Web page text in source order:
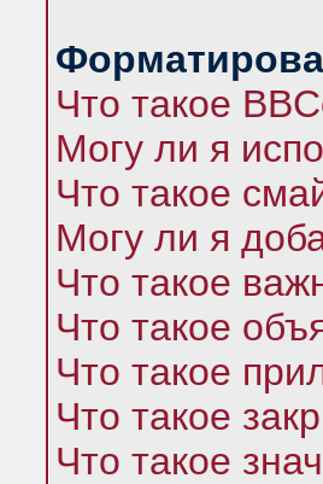
Что такое
Могу ли я
Что такое
Могу ли я
Что такое
Что такое
Что такое
Что такое
Что такое